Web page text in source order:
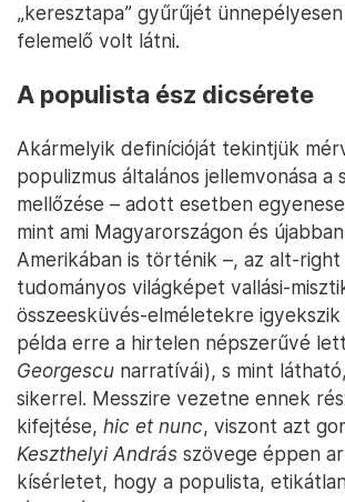
„keresztapa” gyűrűjét
felemelő volt látni.
A populista ész dicsérete
Akármelyik definícióját tekintjük
populizmus általános jellemvonása a
mellőzése – adott esetben
mint ami Magyarországon és
Amerikában is történik –, az alt-right
tudományos világképet vallási-
összeesküvés-elméletekre igyekszik
példa erre a hirtelen népszerűvé lett
Georgescu narratívái), s mint
sikerrel. Messzire vezetne ennek
kifejtése, hic et nunc, viszont azt
Keszthelyi András szövege éppen
kísérletet, hogy a populista,